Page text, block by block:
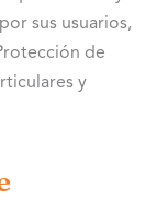
sus usuarios,
de
y